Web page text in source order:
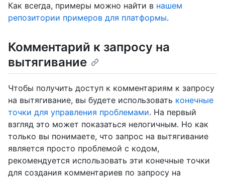
Как всегда, примеры можно найти в нашем
репозитории примеров для платформы.
Комментарий к запросу на
вытягивание
Чтобы получить доступ к комментариям к запросу
на вытягивание, вы будете использовать конечные
точки для управления проблемами. На первый
взгляд это может показаться нелогичным. Но как
только вы понимаете, что запрос на вытягивание
является просто проблемой с кодом,
рекомендуется использовать эти конечные точки
для создания комментариев по запросу на